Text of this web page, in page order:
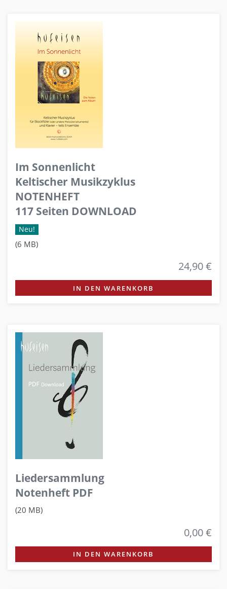
Im Sonnenlicht
Keltischer Musikzyklus
NOTENHEFT
117 Seiten DOWNLOAD
Neu!
(6 MB)
24,90 €
IN DEN WARENKORB
Liedersammlung
Notenheft PDF
(20 MB)
0,00 €
IN DEN WARENKORB